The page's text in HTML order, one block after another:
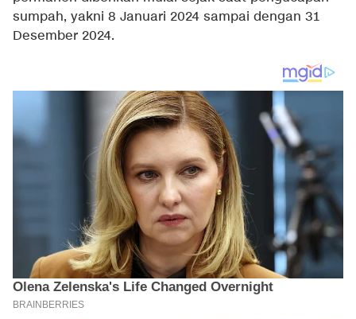
sumpah, yakni 8 Januari 2024 sampai dengan 31
Desember 2024.